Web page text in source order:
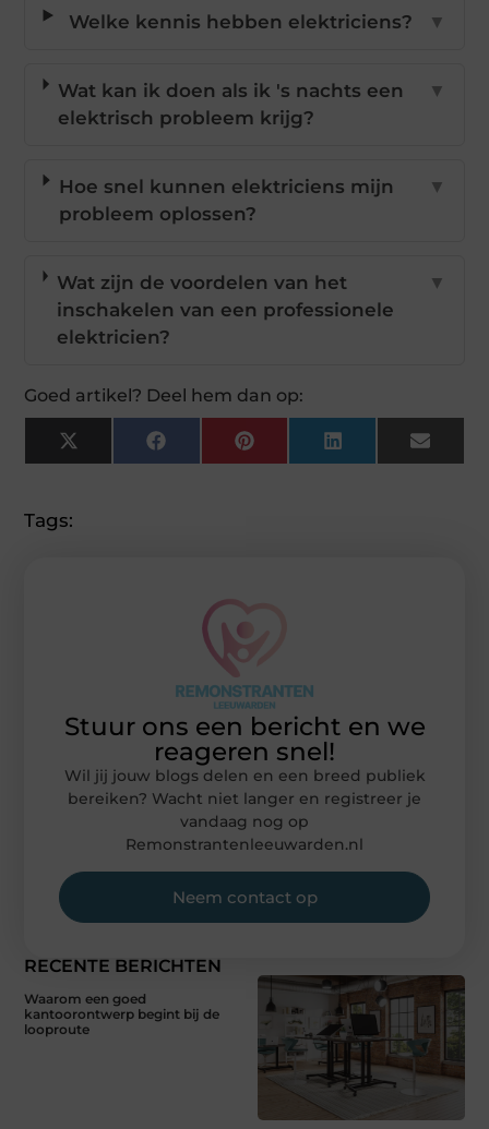
Welke kennis hebben elektriciens? ▼
Wat kan ik doen als ik 's nachts een
elektrisch probleem krijg?
▼
Hoe snel kunnen elektriciens mijn
probleem oplossen?
▼
Wat zijn de voordelen van het
inschakelen van een professionele
elektricien?
▼
Goed artikel? Deel hem dan op:
X
(Twitter)
FacebookPinterestLinkedInEmail
Tags:
RECENTE BERICHTEN
Waarom een goed
kantoorontwerp begint bij de
looproute
Stuur ons een bericht en we
reageren snel!
Wil jij jouw blogs delen en een breed publiek
bereiken? Wacht niet langer en registreer je
vandaag nog op
Remonstrantenleeuwarden.nl
Neem contact op